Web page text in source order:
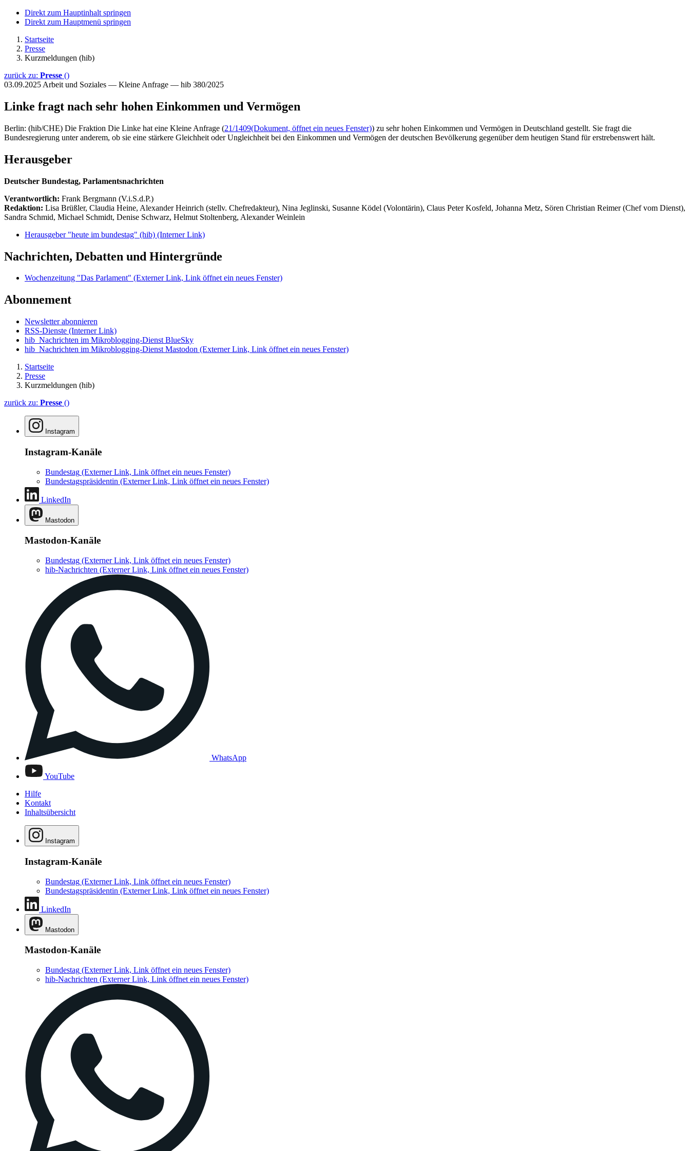
Direkt zum Hauptinhalt springen
Direkt zum Hauptmenü springen
Startseite
Presse
Kurzmeldungen (hib)
zurück zu: Presse ()
03.09.2025 Arbeit und Soziales — Kleine Anfrage — hib 380/2025
Linke fragt nach sehr hohen Einkommen und Vermögen
Berlin: (hib/CHE) Die Fraktion Die Linke hat eine Kleine Anfrage (21/1409(Dokument, öffnet ein neues Fenster)) zu sehr hohen Einkommen und Vermögen in Deutschland gestellt. Sie fragt die
Bundesregierung unter anderem, ob sie eine stärkere Gleichheit oder Ungleichheit bei den Einkommen und Vermögen der deutschen Bevölkerung gegenüber dem heutigen Stand für erstrebenswert hält.
Herausgeber
Deutscher Bundestag, Parlamentsnachrichten
Verantwortlich: Frank Bergmann (V.i.S.d.P.)
Redaktion: Lisa Brüßler, Claudia Heine, Alexander Heinrich (stellv. Chefredakteur), Nina Jeglinski, Susanne Ködel (Volontärin), Claus Peter Kosfeld, Johanna Metz, Sören Christian Reimer (Chef vom Dienst),
Sandra Schmid, Michael Schmidt, Denise Schwarz, Helmut Stoltenberg, Alexander Weinlein
Herausgeber "heute im bundestag" (hib) (Interner Link)
Nachrichten, Debatten und Hintergründe
Wochenzeitung "Das Parlament" (Externer Link, Link öffnet ein neues Fenster)
Abonnement
Newsletter abonnieren
RSS-Dienste (Interner Link)
hib_Nachrichten im Mikroblogging-Dienst BlueSky
hib_Nachrichten im Mikroblogging-Dienst Mastodon (Externer Link, Link öffnet ein neues Fenster)
Startseite
Presse
Kurzmeldungen (hib)
zurück zu: Presse ()
Instagram
Instagram-Kanäle
Bundestag (Externer Link, Link öffnet ein neues Fenster)
Bundestagspräsidentin (Externer Link, Link öffnet ein neues Fenster)
LinkedIn
Mastodon
Mastodon-Kanäle
Bundestag (Externer Link, Link öffnet ein neues Fenster)
hib-Nachrichten (Externer Link, Link öffnet ein neues Fenster)
WhatsApp
YouTube
Hilfe
Kontakt
Inhaltsübersicht
Instagram
Instagram-Kanäle
Bundestag (Externer Link, Link öffnet ein neues Fenster)
Bundestagspräsidentin (Externer Link, Link öffnet ein neues Fenster)
LinkedIn
Mastodon
Mastodon-Kanäle
Bundestag (Externer Link, Link öffnet ein neues Fenster)
hib-Nachrichten (Externer Link, Link öffnet ein neues Fenster)